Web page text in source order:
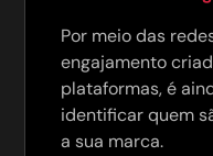
Por meio das
engajamento
plataformas, é
identificar quem
a sua marca.